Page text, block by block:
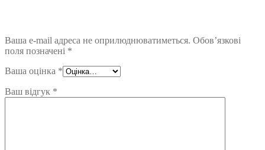
Ваша e-mail адреса не оприлюднюватиметься. Обов’язкові
поля позначені *
Ваша оцінка *
Ваш відгук *